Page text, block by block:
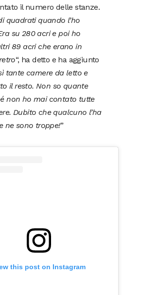
il numero delle stanze.
quadrati quando l’ho
su 280 acri e poi ho
89 acri che erano in
“, ha detto e ha aggiunto
tante camere da letto e
il resto. Non so quante
non ho mai contato tutte
Dubito che qualcuno l’ha
ne sono troppe!”
this post on Instagram